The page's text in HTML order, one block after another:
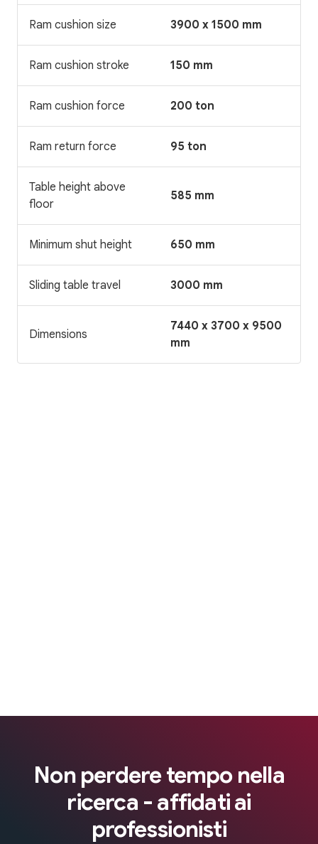
Ram cushion size 3900 x 1500 mm
Ram cushion stroke 150 mm
Ram cushion force 200 ton
Ram return force 95 ton
Table height above
floor
585 mm
Minimum shut height 650 mm
Sliding table travel 3000 mm
Dimensions
7440 x 3700 x 9500
mm
Non perdere tempo nella
ricerca - affidati ai
professionisti